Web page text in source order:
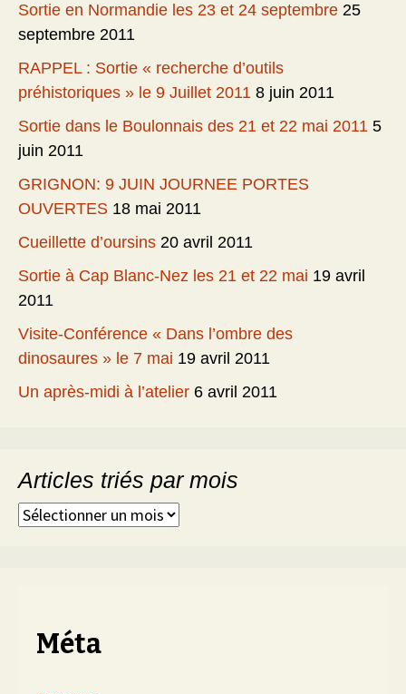
Sortie en Normandie les 23 et 24 septembre 25
septembre 2011
RAPPEL : Sortie « recherche d’outils
préhistoriques » le 9 Juillet 2011 8 juin 2011
Sortie dans le Boulonnais des 21 et 22 mai 2011 5
juin 2011
GRIGNON: 9 JUIN JOURNEE PORTES
OUVERTES 18 mai 2011
Cueillette d’oursins 20 avril 2011
Sortie à Cap Blanc-Nez les 21 et 22 mai 19 avril
2011
Visite-Conférence « Dans l’ombre des
dinosaures » le 7 mai 19 avril 2011
Un après-midi à l’atelier 6 avril 2011
Articles triés par mois
Articles
Méta